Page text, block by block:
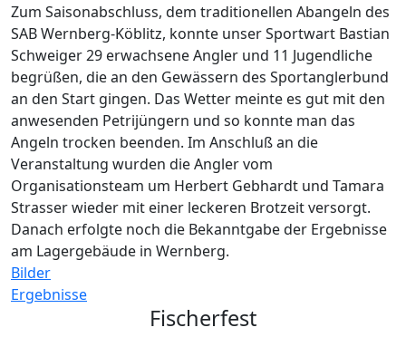
Zum Saisonabschluss, dem traditionellen Abangeln des
SAB Wernberg-Köblitz, konnte unser Sportwart Bastian
Schweiger 29 erwachsene Angler und 11 Jugendliche
begrüßen, die an den Gewässern des Sportanglerbund
an den Start gingen. Das Wetter meinte es gut mit den
anwesenden Petrijüngern und so konnte man das
Angeln trocken beenden. Im Anschluß an die
Veranstaltung wurden die Angler vom
Organisationsteam um Herbert Gebhardt und Tamara
Strasser wieder mit einer leckeren Brotzeit versorgt.
Danach erfolgte noch die Bekanntgabe der Ergebnisse
am Lagergebäude in Wernberg.
Bilder
Ergebnisse
Fischerfest